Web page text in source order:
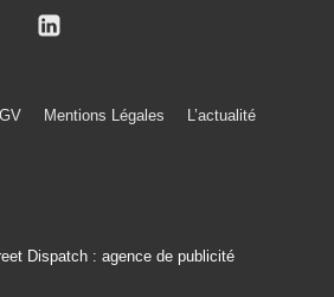
Mentions Légales
L’actualité
Dispatch : agence de publicité